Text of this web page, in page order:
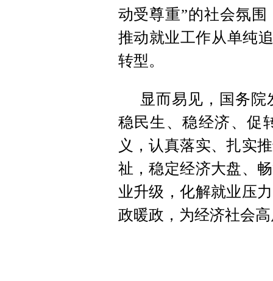
动受尊重”的社会氛
推动就业工作从单纯
转型。
显而易见，国务
稳民生、稳经济、促
义，认真落实、扎实
祉，稳定经济大盘、
业升级，化解就业压
政暖政，为经济社会